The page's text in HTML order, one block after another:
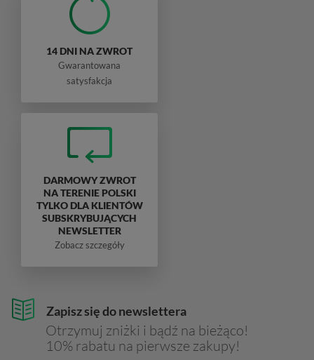
Zapisz się do newslettera
Otrzymuj zniżki i bądź na bieżąco!
10% rabatu na pierwsze zakupy!
14 DNI NA ZWROT
Gwarantowana
satysfakcja
DARMOWY ZWROT
NA TERENIE POLSKI
TYLKO DLA KLIENTÓW
SUBSKRYBUJĄCYCH
NEWSLETTER
Zobacz szczegóły